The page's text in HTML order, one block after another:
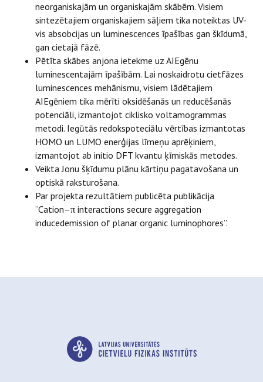
neorganiskajām un organiskajām skābēm. Visiem
sintezētajiem organiskajiem sāļiem tika noteiktas UV-
vis absobcijas un luminescences īpašības gan škīdumā,
gan cietajā fāzē.
Pētīta skābes anjona ietekme uz AIEgēnu
luminescentajām īpašībām. Lai noskaidrotu cietfāzes
luminescences mehānismu, visiem lādētajiem
AIEgēniem tika mērīti oksidēšanās un reducēšanās
potenciāli, izmantojot ciklisko voltamogrammas
metodi. Iegūtās redokspoteciālu vērtības izmantotas
HOMO un LUMO enerģijas līmeņu aprēķiniem,
izmantojot ab initio DFT kvantu ķīmiskās metodes.
Veikta Jonu šķīdumu plānu kārtiņu pagatavošana un
optiskā raksturošana.
Par projekta rezultātiem publicēta publikācija
“Cation–π interactions secure aggregation
inducedemission of planar organic luminophores”.